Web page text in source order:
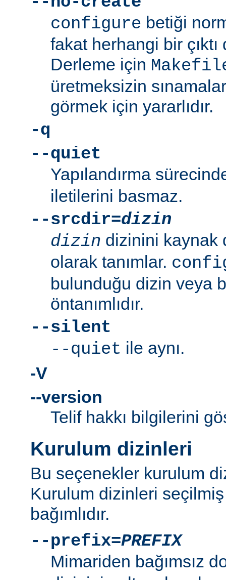
configure betiği
fakat herhangi bir
Derleme için
üretmeksizin
görmek için yararlıdır.
-q
--quiet
Yapılandırma
iletilerini basmaz.
--srcdir=dizin
dizin dizinini kaynak
olarak tanımlar.
bulunduğu dizin veya
öntanımlıdır.
--silent
--quiet ile aynı.
-V
--version
Telif hakkı bilgilerini
Kurulum dizinleri
Bu seçenekler kurulum
Kurulum dizinleri
bağımlıdır.
--prefix=PREFIX
Mimariden bağımsız